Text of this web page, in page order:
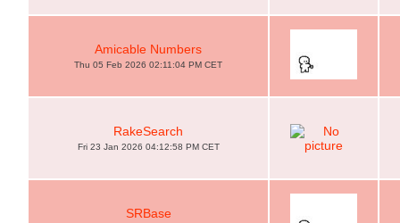
Amicable Numbers
Thu 05 Feb 2026 02:11:04 PM CET
RakeSearch
Fri 23 Jan 2026 04:12:58 PM CET
SRBase